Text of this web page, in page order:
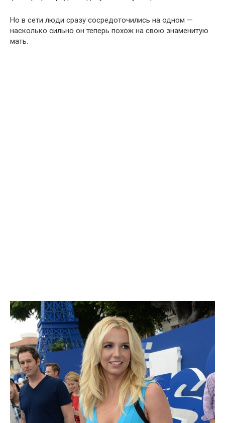
Но в сети люди сразу сосредоточились на одном —
насколько сильно он теперь похож на свою знаменитую
мать.